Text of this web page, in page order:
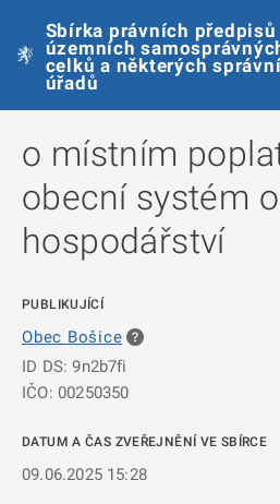
Sbírka právních předpisů
územních
celků a některých
úřadů
o místním
obecní systém
hospodářství
PUBLIKUJÍCÍ
Obec Bošice
ID DS: 9n2b7fi
IČO: 00250350
DATUM A ČAS ZVEŘEJNĚNÍ VE SBÍRCE
09.06.2025 15:28